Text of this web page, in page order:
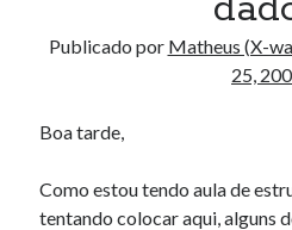
abril 2009
S
13 14 15 16 17 18
Publicado por Matheus (X-
25,
Boa tarde,
Como estou tendo aula de
tentando colocar aqui, alguns